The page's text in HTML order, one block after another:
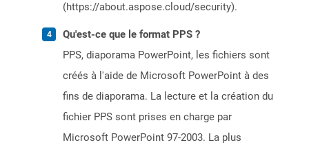
(https://about.aspose.cloud/security).
Qu'est-ce que le format PPS ?
PPS, diaporama PowerPoint, les fichiers sont
créés à l'aide de Microsoft PowerPoint à des
fins de diaporama. La lecture et la création du
fichier PPS sont prises en charge par
Microsoft PowerPoint 97-2003. La plus